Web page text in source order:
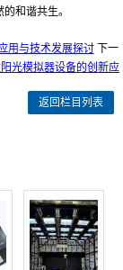
和谐共生。
用与技术发展探讨下一
光模拟器设备的创新应
返回栏目列表